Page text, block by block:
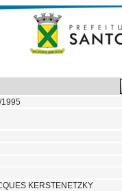
1995
KERSTENETZKY